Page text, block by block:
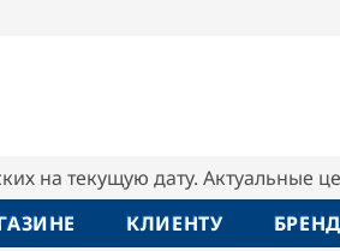
на текущую дату. Актуальные
КЛИЕНТУ